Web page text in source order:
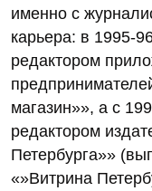
именно с
карьера: в 1995-
редактором
магазин»», а с
редактором
Петербурга»»
«»Витрина